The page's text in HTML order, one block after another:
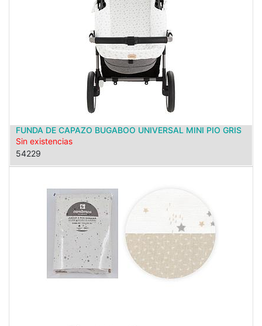
FUNDA DE CAPAZO BUGABOO UNIVERSAL MINI PIO GRIS
Sin existencias
54229